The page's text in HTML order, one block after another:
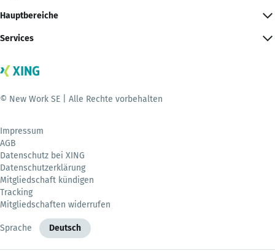
Hauptbereiche
Services
© New Work SE | Alle Rechte vorbehalten
Impressum
AGB
Datenschutz bei XING
Datenschutzerklärung
Mitgliedschaft kündigen
Tracking
Mitgliedschaften widerrufen
Sprache Deutsch